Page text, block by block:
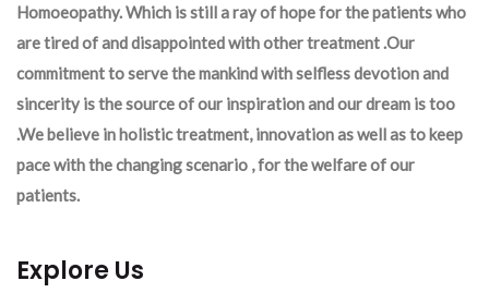
Homoeopathy. Which is still a ray of hope for the patients who
are tired of and disappointed with other treatment .Our
commitment to serve the mankind with selfless devotion and
sincerity is the source of our inspiration and our dream is too
.We believe in holistic treatment, innovation as well as to keep
pace with the changing scenario , for the welfare of our
patients.
Explore Us